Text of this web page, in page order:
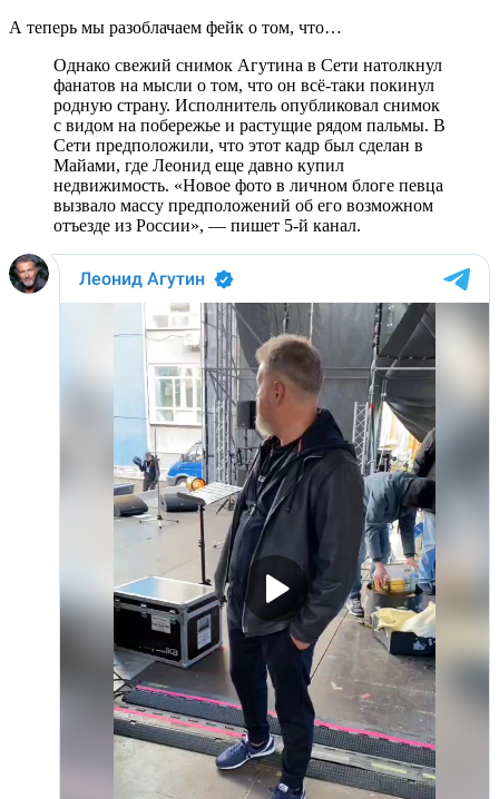
А теперь мы разоблачаем фейк о том, что…
Однако свежий снимок Агутина в Сети натолкнул
фанатов на мысли о том, что он всё-таки покинул
родную страну. Исполнитель опубликовал снимок
с видом на побережье и растущие рядом пальмы. В
Сети предположили, что этот кадр был сделан в
Майами, где Леонид еще давно купил
недвижимость. «Новое фото в личном блоге певца
вызвало массу предположений об его возможном
отъезде из России», — пишет 5-й канал.